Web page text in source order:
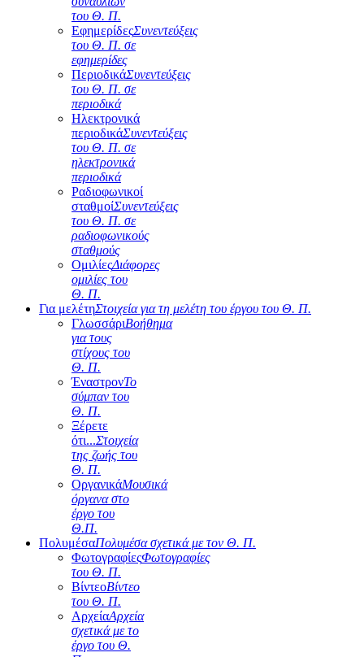
του Θ. Π.
ΕφημερίδεςΣυνεντεύξεις
του Θ. Π. σε
εφημερίδες
ΠεριοδικάΣυνεντεύξεις
του Θ. Π. σε
περιοδικά
Ηλεκτρονικά
περιοδικάΣυνεντεύξεις
του Θ. Π. σε
ηλεκτρονικά
περιοδικά
Ραδιοφωνικοί
σταθμοίΣυνεντεύξεις
του Θ. Π. σε
ραδιοφωνικούς
σταθμούς
ΟμιλίεςΔιάφορες
ομιλίες του
Θ. Π.
Για μελέτηΣτοιχεία για τη μελέτη του έργου του Θ. Π.
ΓλωσσάριΒοήθημα
για τους
στίχους του
Θ. Π.
ΈναστρονΤο
σύμπαν του
Θ. Π.
Ξέρετε
ότι...Στοιχεία
της ζωής του
Θ. Π.
ΟργανικάΜουσικά
όργανα στο
έργο του
Θ.Π.
ΠολυμέσαΠολυμέσα σχετικά με τον Θ. Π.
ΦωτογραφίεςΦωτογραφίες
του Θ. Π.
ΒίντεοΒίντεο
του Θ. Π.
ΑρχείαΑρχεία
σχετικά με το
έργο του Θ.